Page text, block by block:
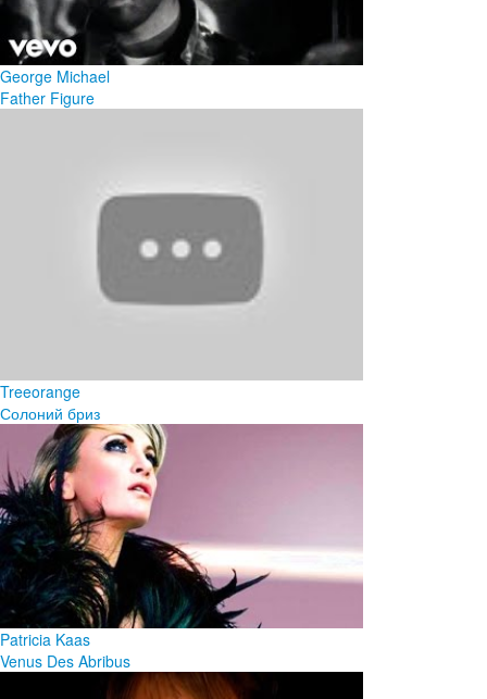
George Michael
Father Figure
Treeorange
Солоний бриз
Patricia Kaas
Venus Des Abribus